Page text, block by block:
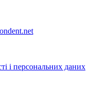
і персональних даних